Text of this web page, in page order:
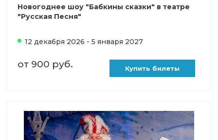
Новогоднее шоу "Бабкины сказки" в театре
"Русская Песня"
12 декабря 2026 - 5 января 2027
от 900 руб. Купить билеты